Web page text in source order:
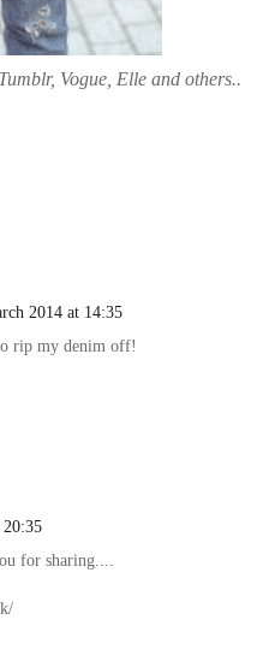
Vogue, Elle and others..
2014 at 14:35
rip my denim off!
20:35
for sharing....